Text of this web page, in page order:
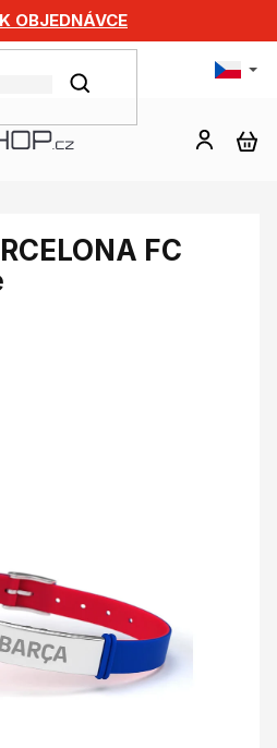
OBJEDNÁVCE
HLEDAT
FC